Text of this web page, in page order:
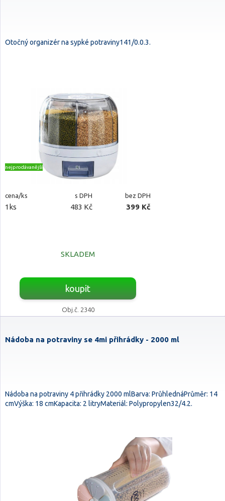
Otočný organizér na sypké potraviny141/0.0.3.
nejprodávanější
cena/ks s DPH bez DPH
1ks 483 Kč 399 Kč
SKLADEM
koupit
Obj.č. 2340
Nádoba na potraviny se 4mi přihrádky - 2000 ml
Nádoba na potraviny 4 přihrádky 2000 mlBarva: PrůhlednáPrůměr: 14
cmVýška: 18 cmKapacita: 2 litryMateriál: Polypropylen32/4.2.